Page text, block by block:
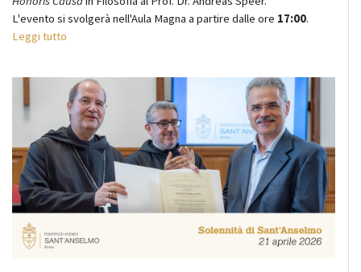
L'evento si svolgerà nell'Aula Magna a partire dalle ore 17:00.
Leggi tutto